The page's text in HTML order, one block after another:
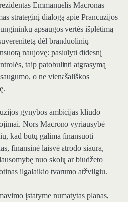
Emmanuelis Macronas
strateginį dialogą apie Prancūzijos
apsaugos vertės išplėtimą
dėl branduolinių
naujovę: pasiūlyti didesnį
taip patobulinti atgrasymą
o ne vienašališkos
gynybos ambicijas kliudo
Nors Macrono vyriausybė
kad būtų galima finansuoti
finansinė laisvė atrodo siaura,
nuo skolų ar biudžeto
ilgalaikio tvarumo atžvilgiu.
įstatyme numatytas planas,